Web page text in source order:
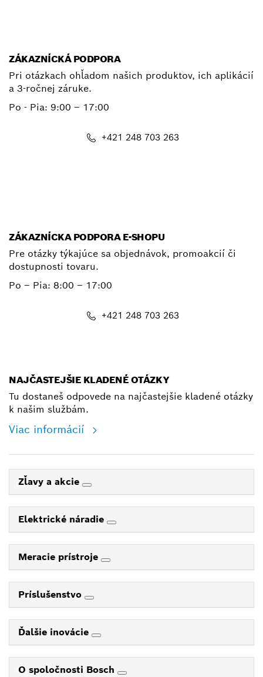
ZÁKAZNÍCKÁ PODPORA
Pri otázkach ohľadom našich produktov, ich aplikácií
a 3-ročnej záruke.
Po - Pia: 9:00 – 17:00
+421 248 703 263
ZÁKAZNÍCKA PODPORA E-SHOPU
Pre otázky týkajúce sa objednávok, promoakcií či
dostupnosti tovaru.
Po – Pia: 8:00 – 17:00
+421 248 703 263
NAJČASTEJŠIE KLADENÉ OTÁZKY
Tu dostaneš odpovede na najčastejšie kladené otázky
k našim službám.
Viac informácií
Zľavy a akcie
Elektrické náradie
Meracie prístroje
Príslušenstvo
Ďalšie inovácie
O spoločnosti Bosch